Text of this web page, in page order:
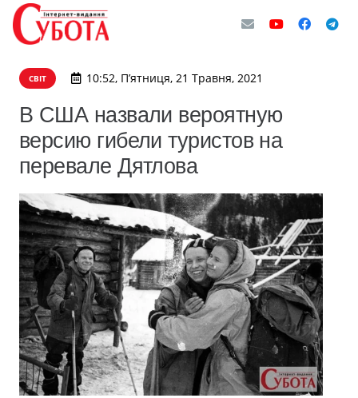
СВІТ 10:52, П’ятниця, 21 Травня, 2021
В США назвали вероятную
версию гибели туристов на
перевале Дятлова